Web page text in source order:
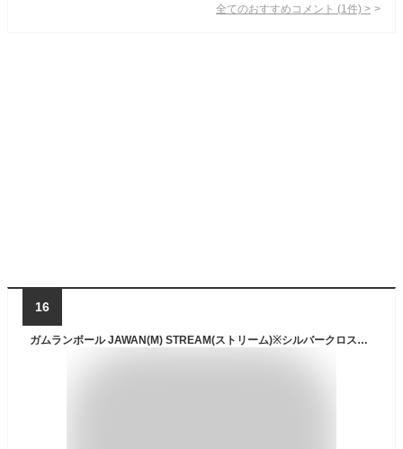
全てのおすすめコメント (1 件) >
16
ガムランボール JAWAN(M) STREAM(ストリーム)※シルバークロス付き 【 ストラップ ネックレス キーホルダー ジャワン バリ 雑貨 バリ島 お土産 銀細工 シルバー アクセサリー ペンダントトップ インドネシア お守り 鈴 開運 正規品 】《メール便対応可》